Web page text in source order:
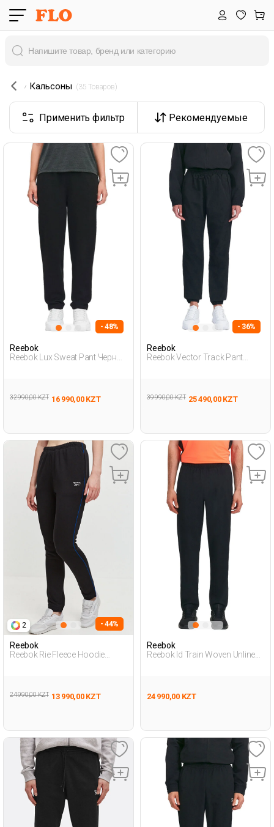
Кальсоны (35 Товаров)
Применить фильтр Рекомендуемые
- 48%
Reebok
Reebok Lux Sweat Pant Черный
32 990,00 KZT 16 990,00 KZT
- 36%
Reebok
Reebok Vector Track Pant
39 990,00 KZT 25 490,00 KZT
2 - 44%
Reebok
Reebok Rie Fleece Hoodie
24 990,00 KZT 13 990,00 KZT
Reebok
Reebok Id Train Woven Unlined
24 990,00 KZT